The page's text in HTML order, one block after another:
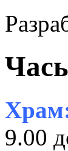
9.00